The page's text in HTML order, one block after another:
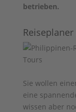
betrieben.
Sie wollen
eine
wissen aber